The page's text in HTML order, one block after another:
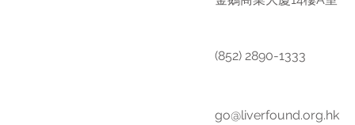
(852) 2890-1333
go@liverfound.org.hk